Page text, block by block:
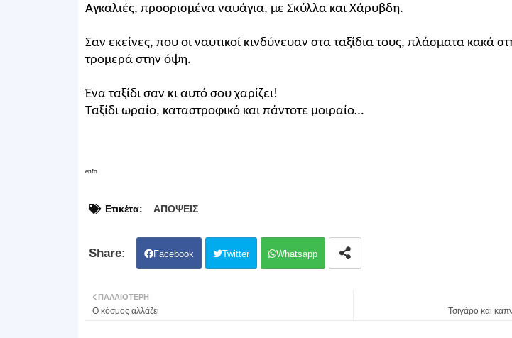
Αγκαλιές, προορισμένα ναυάγια, με Σκύλλα και Χάρυβδη.
Σαν εκείνες, που οι ναυτικοί κινδύνευαν στα ταξίδια τους, πλάσματα κακά
τρομερά στην όψη.
Ένα ταξίδι σαν κι αυτό σου χαρίζει!
Ταξίδι ωραίο, καταστροφικό και πάντοτε μοιραίο…
enfo
Ετικέτα: ΑΠΟΨΕΙΣ
Facebook Twitter Whatsapp
Τσιγάρο και
ΠΑΛΑΙΌΤΕΡΗ
Ο κόσμος αλλάζει